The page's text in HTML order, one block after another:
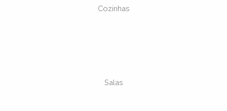
Cozinhas
Salas